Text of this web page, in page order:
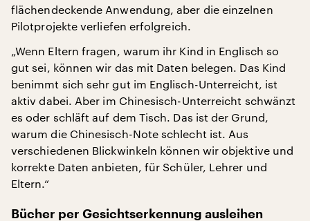
flächendeckende Anwendung, aber die einzelnen
Pilotprojekte verliefen erfolgreich.
„Wenn Eltern fragen, warum ihr Kind in Englisch so
gut sei, können wir das mit Daten belegen. Das Kind
benimmt sich sehr gut im Englisch-Unterreicht, ist
aktiv dabei. Aber im Chinesisch-Unterreicht schwänzt
es oder schläft auf dem Tisch. Das ist der Grund,
warum die Chinesisch-Note schlecht ist. Aus
verschiedenen Blickwinkeln können wir objektive und
korrekte Daten anbieten, für Schüler, Lehrer und
Eltern.“
Bücher per Gesichtserkennung ausleihen